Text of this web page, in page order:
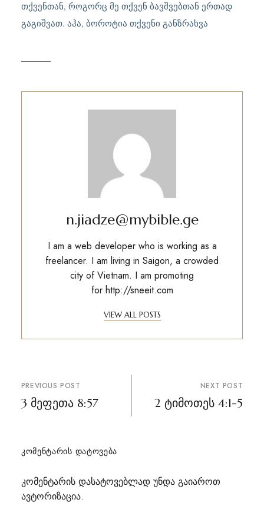
თქვენთან, როგორც მე თქვენ ბავშვებთან ერთად
გაგიშვათ. აჰა, ბოროტია თქვენი განზრახვა
n.jiadze@mybible.ge
I am a web developer who is working as a
freelancer. I am living in Saigon, a crowded
city of Vietnam. I am promoting
for http://sneeit.com
VIEW ALL POSTS
პოსტის
ნავიგაცია
PREVIOUS POST
3 მეფეთა 8:57
NEXT POST
2 ტიმოთეს 4:1-5
ᲙᲝᲛᲔᲜᲢᲐᲠᲘᲡ ᲓᲐᲢᲝᲕᲔᲑᲐ
კომენტარის დასატოვებლად უნდა გაიაროთ
ავტორიზაცია.